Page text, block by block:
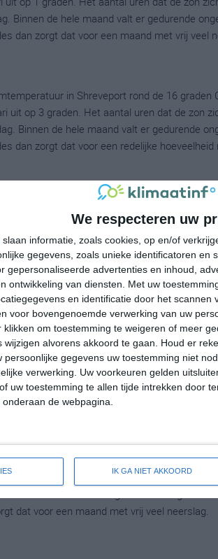
We respecteren uw
slaan informatie, zoals cookies, op en/of
gegevens, zoals unieke identificatoren en
gepersonaliseerde advertenties en inhoud,
ontwikkeling van diensten.
Met uw
en identificatie door het scannen
voor bovengenoemde verwerking van uw
klikken om toestemming te weigeren of meer
alvorens akkoord te gaan.
Houd er
persoonlijke gegevens uw toestemming niet
verwerking. Uw voorkeuren gelden
uw toestemming te allen tijde intrekken door
de webpagina.
IK GA NIET AKKOORD
Binnen de hele maand valt er gedurende
dan zorgt dat voor een maand met vrij veel
in Shreveport rond de 16 graden
uit op 3 graden. Het aantal uren dat de zon
Binnen de hele maand valt er gedurende
dan zorgt dat voor een redelijke hoeveelheid
in Shreveport rond de 20 graden
op 7 graden. Het aantal uren dat de zon
Binnen de hele maand valt er gedurende
dan zorgt dat voor een redelijke hoeveelheid
in Shreveport rond de 25 graden
13 graden. Het aantal uren dat de zon
de hele maand valt er gedurende ongeveer
dat voor een maand met vrij veel neerslag.
in Shreveport rond de 28 graden
17 graden. Het aantal uren dat de zon
de hele maand valt er gedurende ongeveer 8
dat voor een maand met vrij veel neerslag.